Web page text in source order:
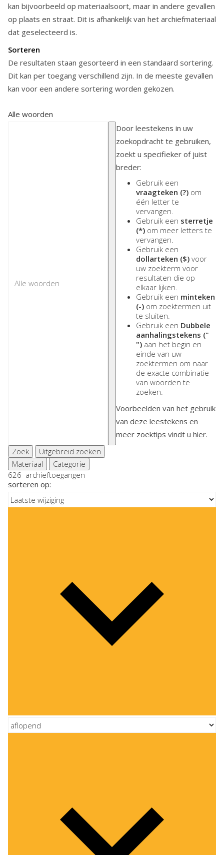
kan bijvoorbeeld op materiaalsoort, maar in andere gevallen
op plaats en straat. Dit is afhankelijk van het archiefmateriaal
dat geselecteerd is.
Sorteren
De resultaten staan gesorteerd in een standaard sortering.
Dit kan per toegang verschillend zijn. In de meeste gevallen
kan voor een andere sortering worden gekozen.
Alle woorden
Door leestekens in uw
zoekopdracht te gebruiken,
zoekt u specifieker of juist
breder:
Gebruik een
vraagteken (?) om
één letter te
vervangen.
Gebruik een sterretje
(*) om meer letters te
vervangen.
Gebruik een
dollarteken ($) voor
uw zoekterm voor
resultaten die op
elkaar lijken.
Gebruik een minteken
(-) om zoektermen uit
te sluiten.
Gebruik een Dubbele
aanhalingstekens ("
") aan het begin en
einde van uw
zoektermen om naar
de exacte combinatie
van woorden te
zoeken.
Voorbeelden van het gebruik
van deze leestekens en
meer zoektips vindt u hier.
Zoek
Uitgebreid zoeken
Materiaal
Categorie
626 archieftoegangen
sorteren op: